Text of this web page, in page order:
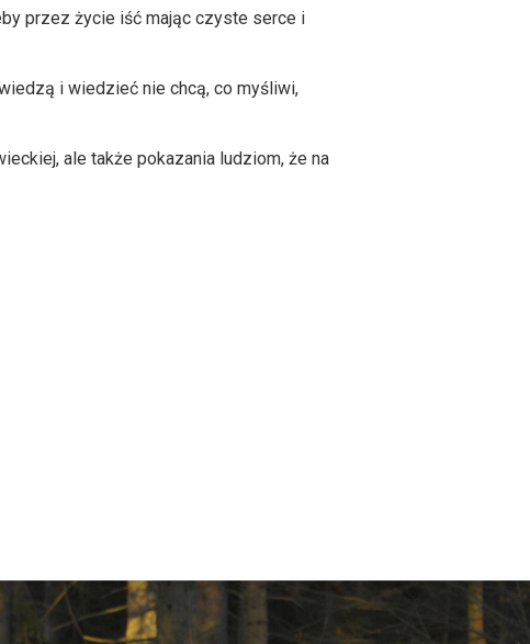
przez życie iść mając czyste serce i
i wiedzieć nie chcą, co myśliwi,
ale także pokazania ludziom, że na